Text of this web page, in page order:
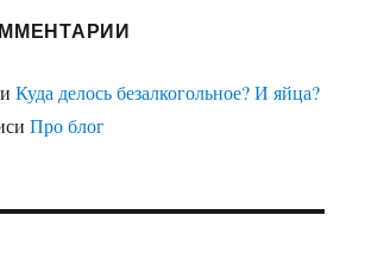
Куда делось безалкогольное? И яйца?
Про блог